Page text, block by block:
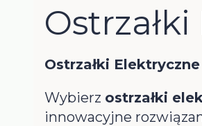
Ostrzałki
Wybierz ostrzałki
innowacyjne